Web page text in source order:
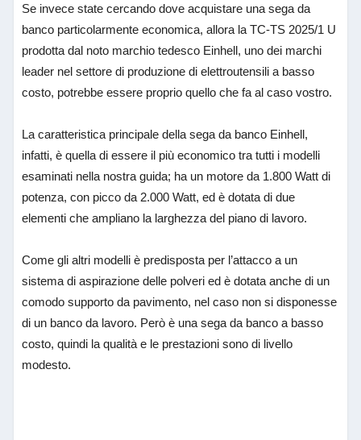
Se invece state cercando dove acquistare una sega da
banco particolarmente economica, allora la TC-TS 2025/1 U
prodotta dal noto marchio tedesco Einhell, uno dei marchi
leader nel settore di produzione di elettroutensili a basso
costo, potrebbe essere proprio quello che fa al caso vostro.
La caratteristica principale della sega da banco Einhell,
infatti, è quella di essere il più economico tra tutti i modelli
esaminati nella nostra guida; ha un motore da 1.800 Watt di
potenza, con picco da 2.000 Watt, ed è dotata di due
elementi che ampliano la larghezza del piano di lavoro.
Come gli altri modelli è predisposta per l’attacco a un
sistema di aspirazione delle polveri ed è dotata anche di un
comodo supporto da pavimento, nel caso non si disponesse
di un banco da lavoro. Però è una sega da banco a basso
costo, quindi la qualità e le prestazioni sono di livello
modesto.